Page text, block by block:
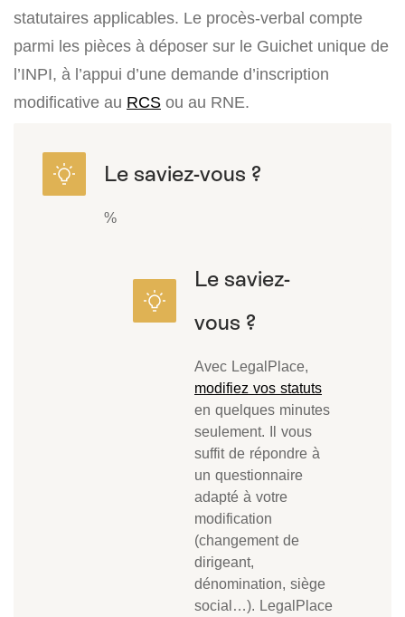
statutaires applicables. Le procès-verbal compte
parmi les pièces à déposer sur le Guichet unique de
l’INPI, à l’appui d’une demande d’inscription
modificative au RCS ou au RNE.
%
Avec LegalPlace,
modifiez vos statuts
en quelques minutes
seulement. Il vous
suffit de répondre à
un questionnaire
adapté à votre
modification
(changement de
dirigeant,
dénomination, siège
social…). LegalPlace